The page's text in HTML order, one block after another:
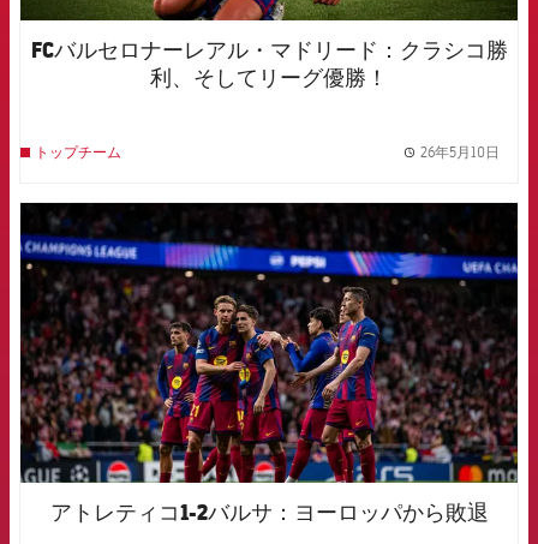
FCバルセロナーレアル・マドリード：クラシコ勝
利、そしてリーグ優勝！
トップチーム 26年5月10日
FCB Barcelona badge
アトレティコ1-2バルサ：ヨーロッパから敗退